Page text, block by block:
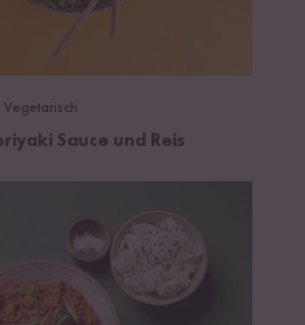
Vegetarisch
Sauce und Reis